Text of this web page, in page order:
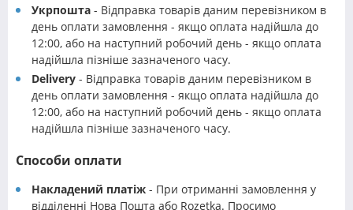
Укрпошта - Відправка товарів даним перевізником в
день оплати замовлення - якщо оплата надійшла до
12:00, або на наступний робочий день - якщо оплата
надійшла пізніше зазначеного часу.
Delivery - Відправка товарів даним перевізником в
день оплати замовлення - якщо оплата надійшла до
12:00, або на наступний робочий день - якщо оплата
надійшла пізніше зазначеного часу.
Способи оплати
Накладений платіж - При отриманні замовлення у
відділенні Нова Пошта або Rozetka. Просимо